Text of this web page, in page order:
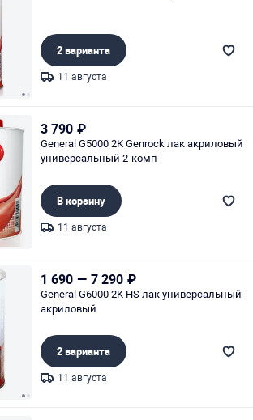
2 варианта
11 августа
3 790 ₽
General G5000 2К Genrock лак акриловый
универсальный 2-комп
В корзину
11 августа
1 690 — 7 290 ₽
General G6000 2K HS лак универсальный
акриловый
2 варианта
11 августа